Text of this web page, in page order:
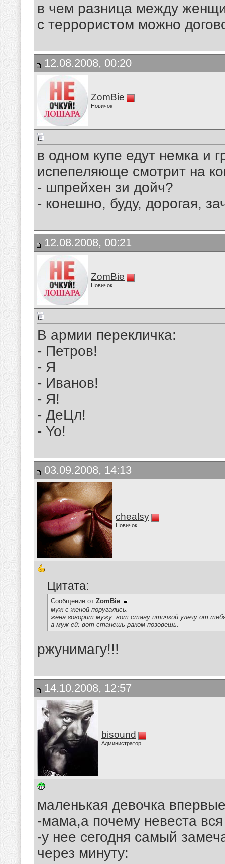
в чем разница между
с террористом можно
12.08.2008, 00:20
ZomBie
Новичок
в одном купе едут немка и
испепеляюще смотрит на
- шпрейхен зи дойч?
- конешно, буду, дорогая,
12.08.2008, 00:21
ZomBie
Новичок
В армии перекличка:
- Петров!
- Я
- Иванов!
- Я!
- ДеЦл!
- Yo!
03.09.2008, 14:13
chealsy
Новичок
Цитата:
Сообщение от ZomBie
муж с женой поругались.
жена говорит мужу: вот стану птичкой улечу от
а муж ей: вот станешь раком позовешь.
ржунимагу!!!
14.10.2008, 12:57
bisound
Администратор
маленькая девочка
-мама,а почему невеста
-у нее сегодня самый
через минуту: